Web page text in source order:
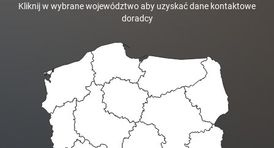
Kliknij w wybrane województwo aby uzyskać dane kontaktowe
doradcy